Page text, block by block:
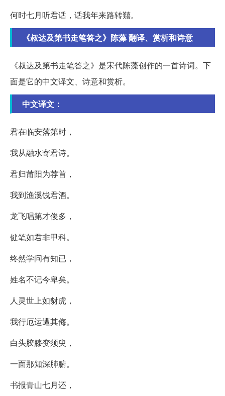
何时七月听君话，话我年来路转囏。
《叔达及第书走笔答之》陈藻 翻译、赏析和诗意
《叔达及第书走笔答之》是宋代陈藻创作的一首诗词。下
面是它的中文译文、诗意和赏析。
中文译文：
君在临安落第时，
我从融水寄君诗。
君归莆阳为荐首，
我到渔溪饯君酒。
龙飞唱第才俊多，
健笔如君非甲科。
终然学问有知已，
姓名不记今卑矣。
人灵世上如豺虎，
我行厄运遭其侮。
白头胶膝变须臾，
一面那知深肺腑。
书报青山七月还，